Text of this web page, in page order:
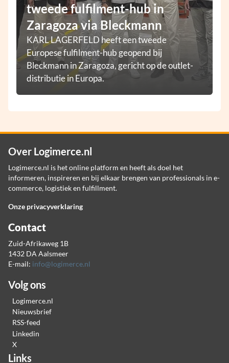
tweede fulfilment-hub in
Zaragoza via Bleckmann
KARL LAGERFELD heeft een tweede
Europese fulfilment-hub geopend bij
Bleckmann in Zaragoza, gericht op de outlet-
distributie in Europa.
Over Logimerce.nl
Logimerce.nl is het online platform en heeft als doel het
informeren, inspireren en bij elkaar brengen van professionals in e-
commerce, logistiek en fulfillment.
Onze privacyverklaring
Contact
Zuid-Afrikaweg 1B
1432 DA Aalsmeer
E-mail: info@logimerce.nl
Volg ons
Logimerce.nl
Nieuwsbrief
RSS-feed
Linkedin
X
Links